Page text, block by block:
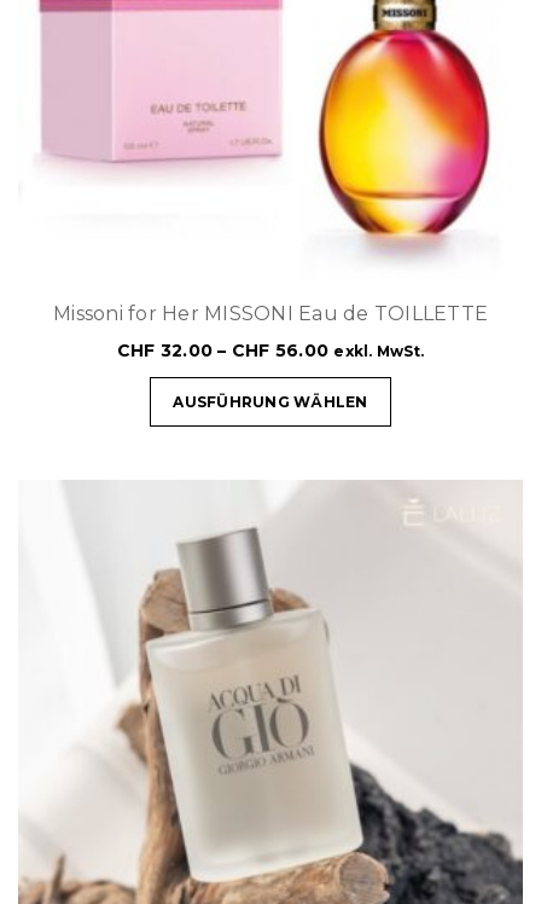
Missoni for Her MISSONI Eau de TOILLETTE
CHF 32.00 – CHF 56.00 exkl. MwSt.
AUSFÜHRUNG WÄHLEN